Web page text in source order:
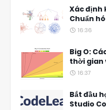
Xác định
Chuẩn
16:36
Big O:
thời gian
16:37
Bắt đầu
Studio